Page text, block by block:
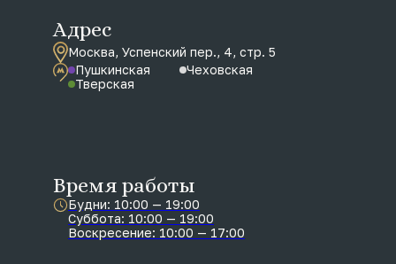
Адрес
Москва, Успенский пер., 4, стр. 5
Пушкинская
Чеховская
Тверская
Время работы
Будни: 10:00 — 19:00
Суббота: 10:00 — 19:00
Воскресение: 10:00 — 17:00